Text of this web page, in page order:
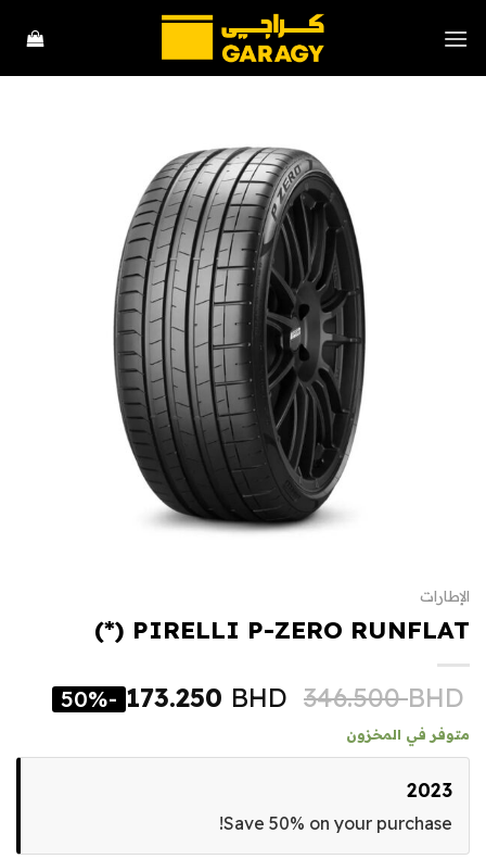
للمحتوى
الإطارات
PIRELLI P-ZERO RUNFLAT (*)
346.500BHD
173.250 BHD
-50%
متوفر في المخزون
2023
Save 50% on your purchase!